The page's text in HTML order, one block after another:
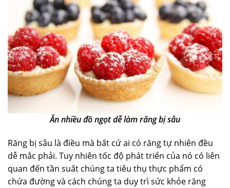
Ăn nhiều đồ ngọt dễ làm răng bị sâu
Răng bị sâu là điều mà bất cứ ai có răng tự nhiên đều
dễ mắc phải. Tuy nhiên tốc độ phát triển của nó có liên
quan đến tần suất chúng ta tiêu thụ thực phẩm có
chứa đường và cách chúng ta duy trì sức khỏe răng